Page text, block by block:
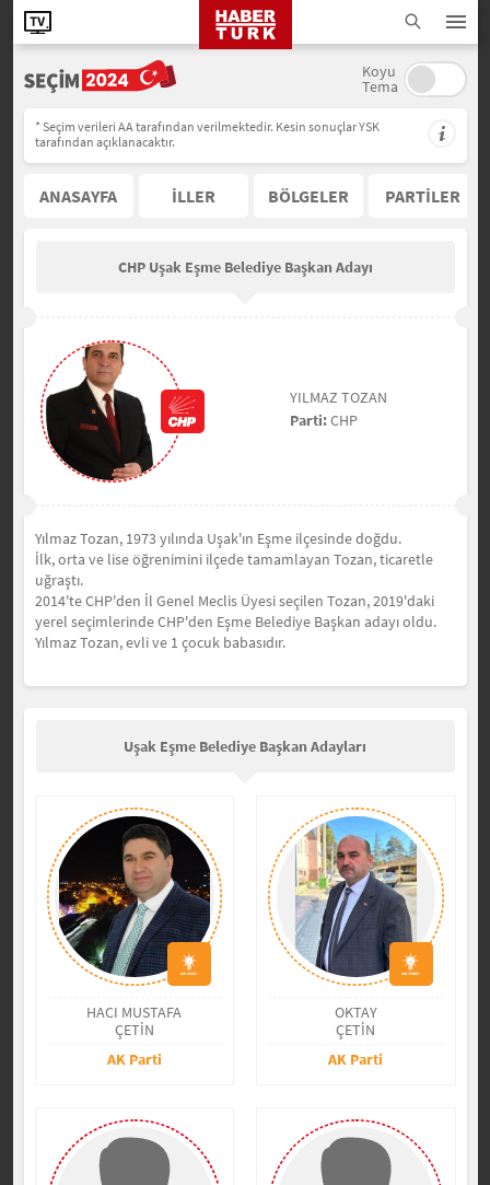
Koyu
Tema
* Seçim verileri AA tarafından verilmektedir. Kesin sonuçlar YSK
tarafından açıklanacaktır.
ANASAYFA İLLER BÖLGELER PARTİLER
CHP Uşak Eşme Belediye Başkan Adayı
YILMAZ TOZAN
Parti:CHP
Yılmaz Tozan, 1973 yılında Uşak'ın Eşme ilçesinde doğdu.
İlk, orta ve lise öğrenimini ilçede tamamlayan Tozan, ticaretle
uğraştı.
2014'te CHP'den İl Genel Meclis Üyesi seçilen Tozan, 2019'daki
yerel seçimlerinde CHP'den Eşme Belediye Başkan adayı oldu.
Yılmaz Tozan, evli ve 1 çocuk babasıdır.
Uşak Eşme Belediye Başkan Adayları
HACI MUSTAFA
ÇETİN
AK Parti
OKTAY
ÇETİN
AK Parti